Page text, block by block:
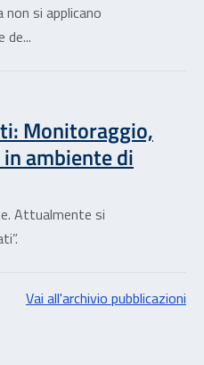
si applicano
de...
Monitoraggio,
ambiente di
Attualmente si
Vai all'archivio pubblicazioni